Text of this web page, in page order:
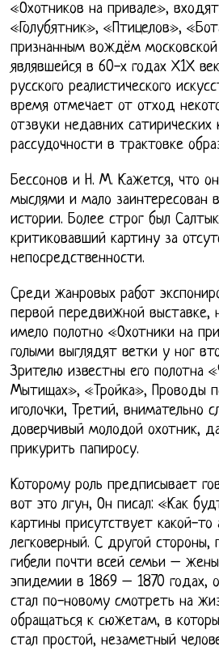
«Охотников на привале»,
«Голубятник», «Птицелов»,
признанным вождём
являвшейся в 60-х годах Х1Х
русского реалистического
время отмечает от отход
отзвуки недавних
рассудочности в трактовке
Бессонов и Н. М. Кажется, что
мыслями и мало заинтересован
истории. Более строг был
критиковавший картину за
непосредственности.
Среди жанровых работ
первой передвижной выставке,
имело полотно «Охотники на
голыми выглядят ветки у ног
Зрителю известны его полотна
Мытищах», «Тройка», Проводы
иголочки, Третий, внимательно
доверчивый молодой охотник,
прикурить папиросу.
Которому роль предписывает
вот это лгун, Он писал: «Как
картины присутствует какой-то
легковерный. С другой стороны,
гибели почти всей семьи –
эпидемии в 1869 – 1870 годах,
стал по-новому смотреть на
обращаться к сюжетам, в
стал простой, незаметный